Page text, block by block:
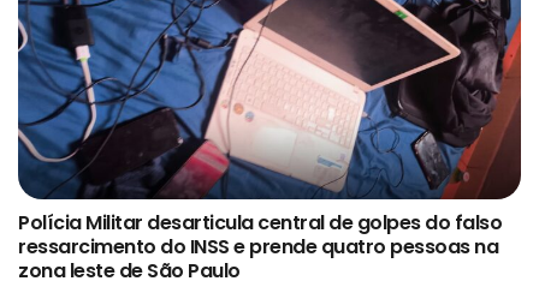
Polícia Militar desarticula central de golpes do falso
ressarcimento do INSS e prende quatro pessoas na
zona leste de São Paulo